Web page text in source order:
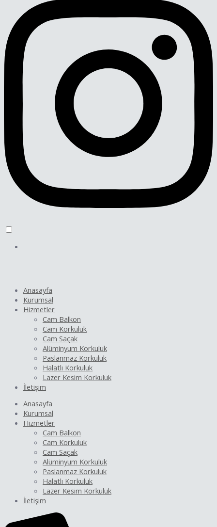
Anasayfa
Kurumsal
Hizmetler
Cam Balkon
Cam Korkuluk
Cam Saçak
Alüminyum Korkuluk
Paslanmaz Korkuluk
Halatlı Korkuluk
Lazer Kesim Korkuluk
İletişim
Anasayfa
Kurumsal
Hizmetler
Cam Balkon
Cam Korkuluk
Cam Saçak
Alüminyum Korkuluk
Paslanmaz Korkuluk
Halatlı Korkuluk
Lazer Kesim Korkuluk
İletişim